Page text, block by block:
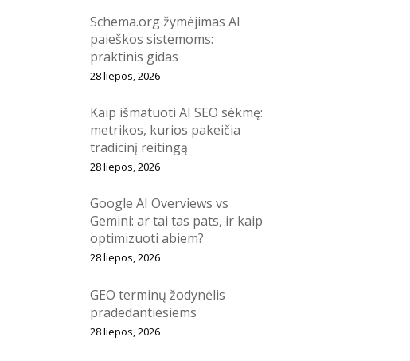
Schema.org žymėjimas AI
paieškos sistemoms:
praktinis gidas
28 liepos, 2026
Kaip išmatuoti AI SEO sėkmę:
metrikos, kurios pakeičia
tradicinį reitingą
28 liepos, 2026
Google AI Overviews vs
Gemini: ar tai tas pats, ir kaip
optimizuoti abiem?
28 liepos, 2026
GEO terminų žodynėlis
pradedantiesiems
28 liepos, 2026